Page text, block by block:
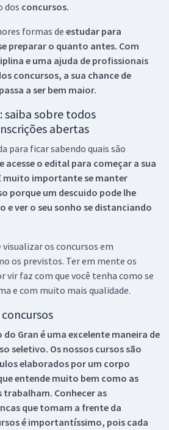
dos concursos.
formas de estudar para
preparar o quanto antes. Com
e uma ajuda de profissionais
concursos, a sua chance de
a ser bem maior.
saiba sobre todos
abertas
para ficar sabendo quais são
acesse o edital para começar a sua
muito importante se manter
porque um descuido pode lhe
e ver o seu sonho se distanciando
os concursos em
os previstos. Ter em mente os
vir faz com que você tenha como se
e com muito mais qualidade.
Gran é uma excelente maneira de
seletivo. Os nossos cursos são
elaborados por um corpo
entende muito bem como as
Conhecer as
que tomam a frente da
é importantíssimo, pois cada